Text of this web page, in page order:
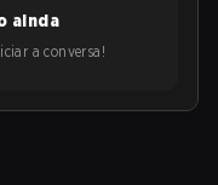
ainda
a conversa!